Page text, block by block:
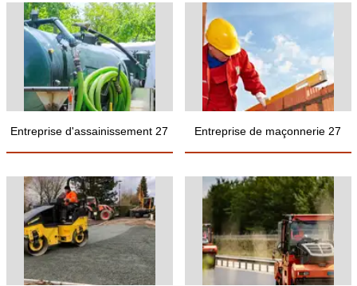
Entreprise d'assainissement 27 Entreprise de maçonnerie 27